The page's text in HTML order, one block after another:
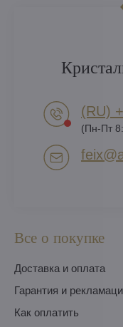
Все о покупке
Доставка и оплата
Гарантия и
Как оплатить
(RU)
(Пн-Пт